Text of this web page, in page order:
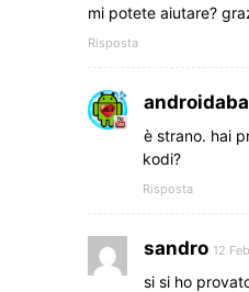
mi potete aiutare?
Risposta
androidaba
è strano. hai
kodi?
Risposta
sandro 12
si si ho